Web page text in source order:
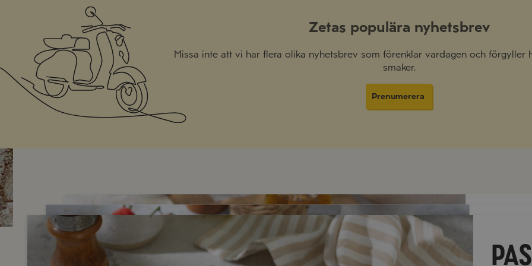
Zetas populära nyhetsbrev
Missa inte att vi har flera olika nyhetsbrev som förenklar vardagen och förgyller
smaker.
Prenumerera